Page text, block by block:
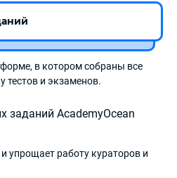
в котором собраны все
тестов и экзаменов.
упрощает работу кураторов и